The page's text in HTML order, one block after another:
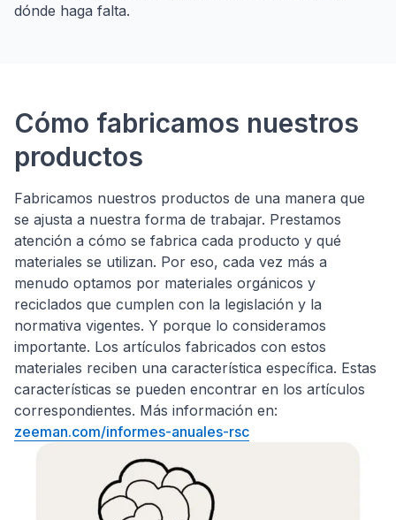
dónde haga falta.
Cómo fabricamos nuestros
productos
Fabricamos nuestros productos de una manera que
se ajusta a nuestra forma de trabajar. Prestamos
atención a cómo se fabrica cada producto y qué
materiales se utilizan. Por eso, cada vez más a
menudo optamos por materiales orgánicos y
reciclados que cumplen con la legislación y la
normativa vigentes. Y porque lo consideramos
importante. Los artículos fabricados con estos
materiales reciben una característica específica. Estas
características se pueden encontrar en los artículos
correspondientes. Más información en:
zeeman.com/informes-anuales-rsc